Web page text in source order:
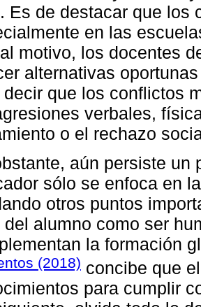
Es de destacar que los
en las
motivo, los docentes
alternativas
decir que los conflictos
verbales,
o el rechazo
aún persiste un
sólo se enfoca en
otros puntos
del alumno como ser
la formación
(2018) concibe que
para cumplir